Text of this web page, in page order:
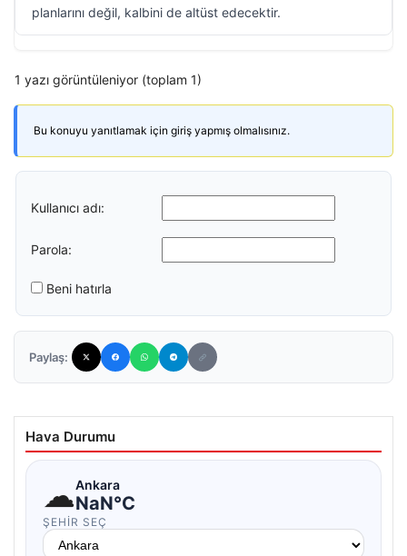
planlarını değil, kalbini de altüst edecektir.
1 yazı görüntüleniyor (toplam 1)
Bu konuyu yanıtlamak için giriş yapmış olmalısınız.
Kullanıcı adı:
Parola:
Beni hatırla
Paylaş:
Hava Durumu
☁Ankara
NaN°C
ŞEHIR SEÇ